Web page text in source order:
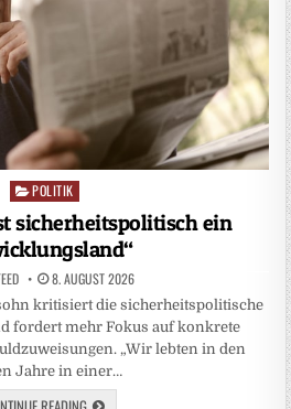
Posted
POLITIK
sicherheitspolitisch ein
8. AUGUST 2026
kritisiert die sicherheitspolitische
fordert mehr Fokus auf konkrete
„Wir lebten in den
Jahre in einer…